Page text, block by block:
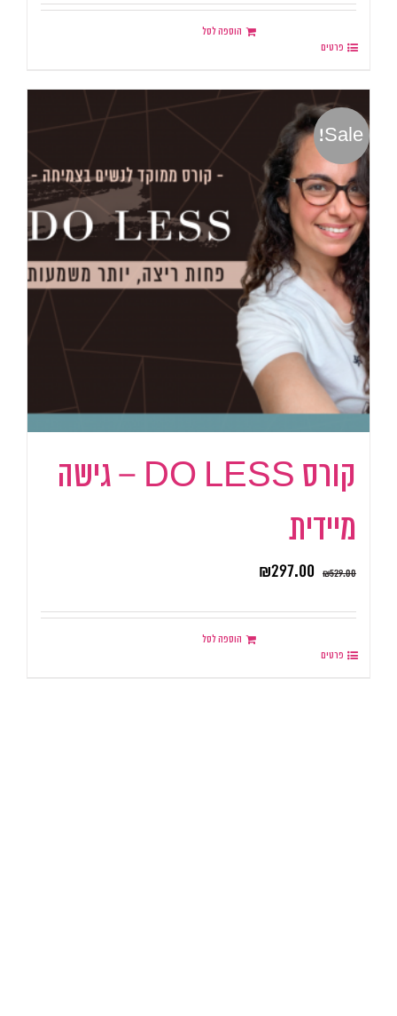
הוספה לסל
פרטים
Sale!
קורס DO LESS – גישה
מיידית
₪529.00
₪297.00
הוספה לסל
פרטים